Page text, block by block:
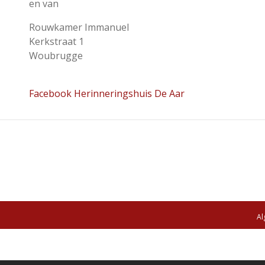
en van
Rouwkamer Immanuel
Kerkstraat 1
Woubrugge
Facebook Herinneringshuis De Aar